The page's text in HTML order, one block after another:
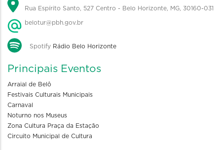
Rua Espírito Santo, 527 Centro - Belo Horizonte, MG, 30160-031
belotur@pbh.gov.br
Spotify Rádio Belo Horizonte
Principais Eventos
Arraial de Belô
Festivais Culturais Municipais
Carnaval
Noturno nos Museus
Zona Cultura Praça da Estação
Circuito Municipal de Cultura